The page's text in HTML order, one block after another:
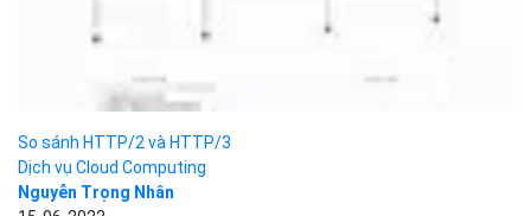
So sánh HTTP/2 và HTTP/3
Nguyễn Trọng Nhân
15-06-2023
Liệu rằng HTTP/3 có thể thay thế được hoàn toàn vị trí của